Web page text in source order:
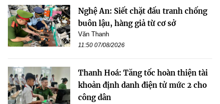
Nghệ An: Siết chặt đấu tranh chống
buôn lậu, hàng giả từ cơ sở
Văn Thanh
11:50 07/08/2026
Thanh Hoá: Tăng tốc hoàn thiện tài
khoản định danh điện tử mức 2 cho
công dân